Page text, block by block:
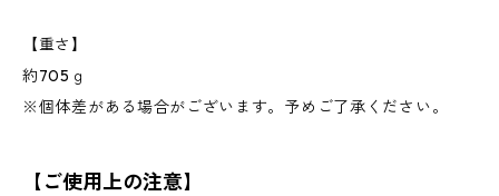
【重さ】
約705ｇ
※個体差がある場合がございます。予めご了承ください。
【ご使用上の注意】